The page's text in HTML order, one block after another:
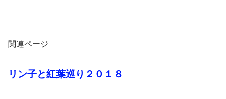
関連ページ
リン子と紅葉巡り２０１８